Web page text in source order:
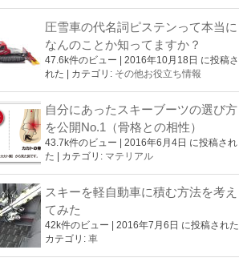
圧雪車の代名詞ピステンって本当に
なんのことか知ってますか？
47.6k件のビュー | 2016年10月18日 に投稿さ
れた | カテゴリ: その他お役立ち情報
自分にあったスキーブーツの選び方
を公開No.1（骨格との相性）
43.7k件のビュー | 2016年6月4日 に投稿され
た | カテゴリ: マテリアル
スキーを軽自動車に積む方法を考え
てみた
42k件のビュー 2016年7月6日 に投稿された
カテゴリ: 車